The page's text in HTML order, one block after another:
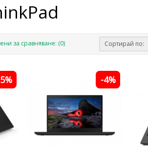
за сравняване: (0) Сортирай по:
-4%